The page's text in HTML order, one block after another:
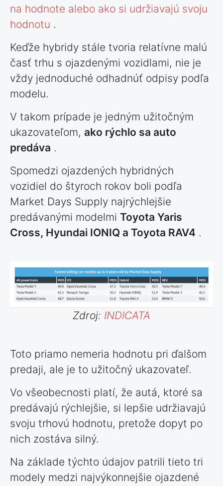
na hodnote alebo ako si udržiavajú svoju
hodnotu .
Keďže hybridy stále tvoria relatívne malú
časť trhu s ojazdenými vozidlami, nie je
vždy jednoduché odhadnúť odpisy podľa
modelu.
V takom prípade je jedným užitočným
ukazovateľom, ako rýchlo sa auto
predáva .
Spomedzi ojazdených hybridných
vozidiel do štyroch rokov boli podľa
Market Days Supply najrýchlejšie
predávanými modelmi Toyota Yaris
Cross, Hyundai IONIQ a Toyota RAV4 .
Zdroj: INDICATA
Toto priamo nemeria hodnotu pri ďalšom
predaji, ale je to užitočný ukazovateľ.
Vo všeobecnosti platí, že autá, ktoré sa
predávajú rýchlejšie, si lepšie udržiavajú
svoju trhovú hodnotu, pretože dopyt po
nich zostáva silný.
Na základe týchto údajov patrili tieto tri
modely medzi najvýkonnejšie ojazdené